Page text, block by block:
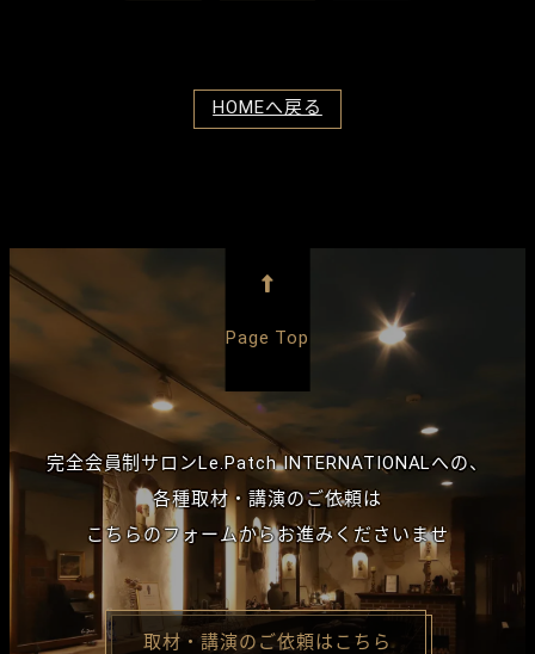
HOMEへ戻る

Page Top
完全会員制サロンLe.Patch INTERNATIONALへの、
各種取材・講演のご依頼は
こちらのフォームからお進みくださいませ
取材・講演のご依頼はこちら